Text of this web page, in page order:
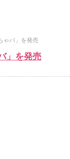
ゃバ」を発売
」を発売